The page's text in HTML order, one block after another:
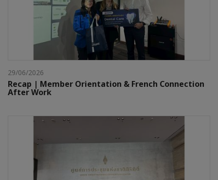
29/06/2026
Recap | Member Orientation & French Connection
After Work